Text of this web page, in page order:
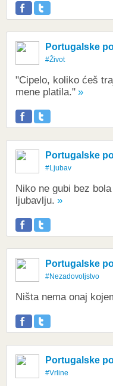
Portugalske
#Život
"Cipelo, koliko ćeš
mene platila."
Portugalske
#Ljubav
Niko ne gubi bez
ljubavlju.
Portugalske
#Nezadovoljstvo
Ništa nema onaj
Portugalske
#Vrline